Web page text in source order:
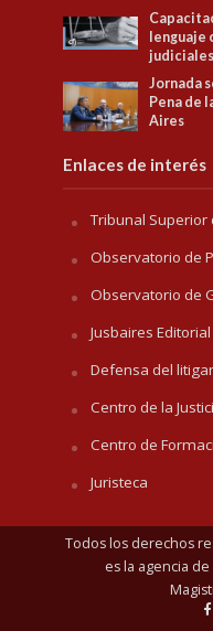
lenguaje
Jornada
Pena de
Aires
Enlaces de interés
Tribunal Superior
Observatorio de
Observatorio de
Jusbaires Editorial
Defensa del
Centro de la
Centro de
Juristeca
Todos los derechos
es la agencia